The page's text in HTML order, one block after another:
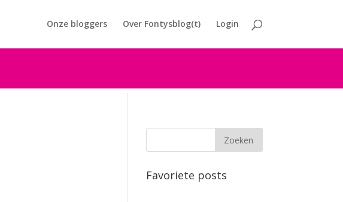
Onze bloggers Over Fontysblog(t) Login
Favoriete posts